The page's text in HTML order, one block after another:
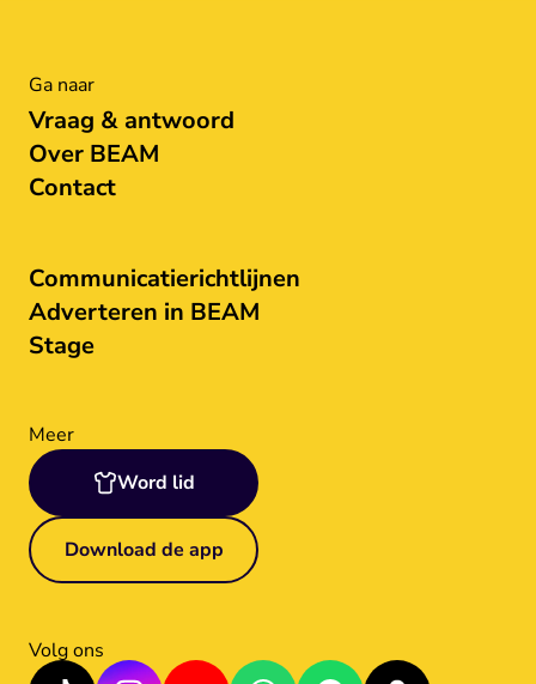
Ga naar
Vraag & antwoord
Over BEAM
Contact
Communicatierichtlijnen
Adverteren in BEAM
Stage
Meer
Word lid
Download de app
Volg ons